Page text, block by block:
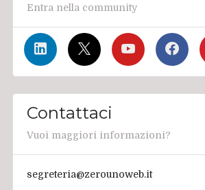
Entra nella community
Contattaci
Vuoi maggiori informazioni?
segreteria@zerounoweb.it